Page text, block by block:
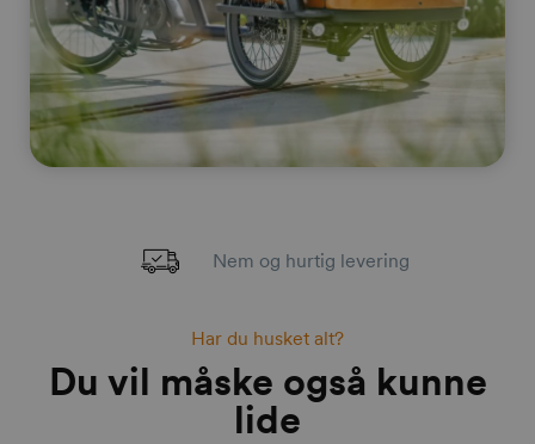
Nem og hurtig levering
Har du husket alt?
Du vil måske også kunne
lide